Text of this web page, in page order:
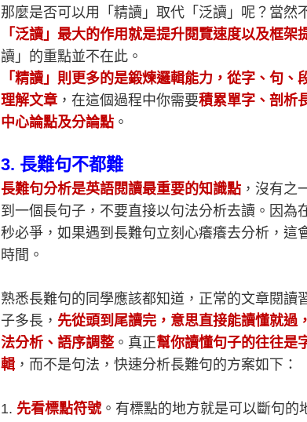
那麼是否可以用「精讀」取代「泛讀」呢？當然
「泛讀」最大的作用就是提升閱覽速度以及框架
讀」的重點並不在此。
「精讀」則更多的是鍛煉邏輯能力，從字、句、
理解文章 ，在這個過程中你需要積累單字、剖析
中心論點及分論點 。
3. 長難句不都難
長難句分析是英語閱讀最重要的知識點 ，沒有之
到一個長句子，不要直接以句法分析去讀。因為
秒必爭，如果遇到長難句立刻心癢癢去分析，這
時間。
熟悉長難句的同學應該都知道，正常的文章閱讀
子多長， 先從頭到尾讀完，意思直接能讀懂就過
法分析、語序調整。真正幫你讀懂句子的往往是
輯 ，而不是句法，快速分析長難句的方案如下：
1. 先看標點符號。有標點的地方就是可以斷句的